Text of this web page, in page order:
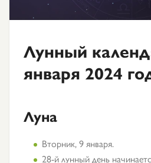
Лунный
января 2024
Луна
Вторник, 9 января.
28-й лунный день